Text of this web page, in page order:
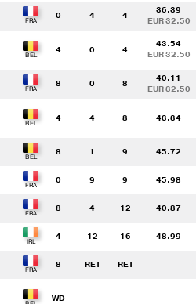
0 4 4
36.39
EUR 32.50
4 0 4
43.54
EUR 32.50
8 0 8
40.11
EUR 32.50
4 4 8 43.34
8 1 9 45.72
0 9 9 45.98
8 4 12 40.87
4 12 16 48.99
8 RET RET
WD